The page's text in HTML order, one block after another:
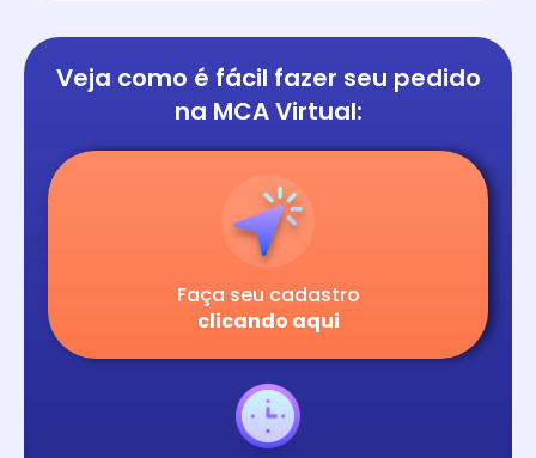
Veja como é fácil fazer seu pedido
na MCA Virtual:
Faça seu cadastro
clicando aqui